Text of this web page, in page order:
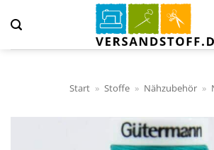
Inhalt
springen
Start » Stoffe » Nähzubehör »